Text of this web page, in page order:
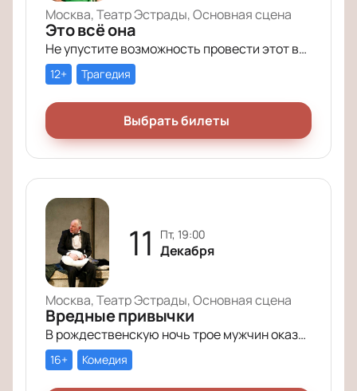
Москва, Театр Эстрады, Основная сцена
Это всё она
Не упустите возможность провести этот вечер в компании героев постановки «Это всё она»!
12+ Трагедия
Выбрать билеты
11 пт, 19:00
Декабря
Москва, Театр Эстрады, Основная сцена
Вредные привычки
В рождественскую ночь трое мужчин оказываются в КПЗ за административные правонарушения. Один – за курение в неположенном месте, второй – за алкогольное опьянение, третий – за превышение скорости.
16+ Комедия